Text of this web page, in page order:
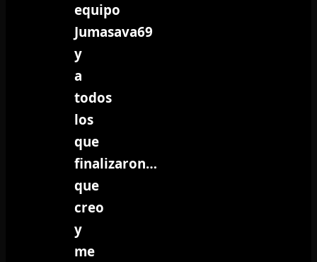
equipo
Jumasava69
y
a
todos
los
que
finalizaron…
que
creo
y
me